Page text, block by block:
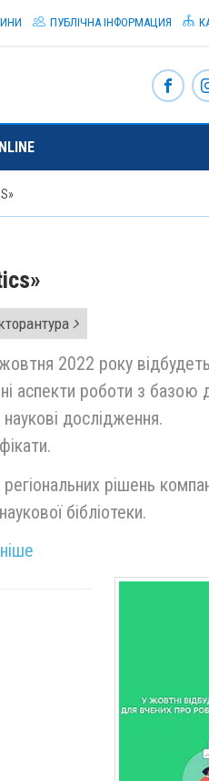
ПУБЛІЧНА ІНФОРМАЦИЯ
2022 року
аспекти роботи з базою
дослідження.
рішень
бібліотеки.